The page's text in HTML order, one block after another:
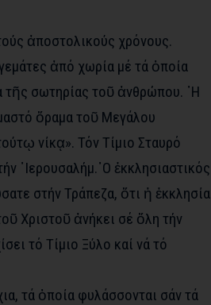
ἀποστολικούς χρόνους.
ἀπό χωρία μέ τά ὁποία
τῆς σωτηρίας τοῦ ἀνθρώπου. ῾Η
ὅραμα τοῦ Μεγάλου
νίκᾳ». Τόν Τίμιο Σταυρό
῾Ιερουσαλήμ.῾Ο ἐκκλησιαστικός
στήν Τράπεζα, ὅτι ἡ ἐκκλησία
Χριστοῦ ἀνήκει σέ ὅλη τήν
τό Τίμιο Ξύλο καί νά τό
τά ὁποία φυλάσσονται σάν τά